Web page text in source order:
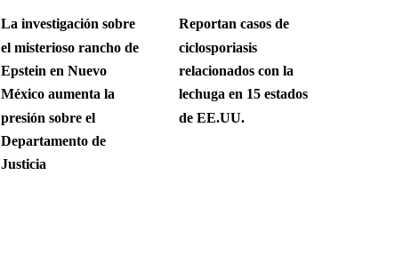
La investigación sobre
el misterioso rancho de
Epstein en Nuevo
México aumenta la
presión sobre el
Departamento de
Justicia
Reportan casos de
ciclosporiasis
relacionados con la
lechuga en 15 estados
de EE.UU.